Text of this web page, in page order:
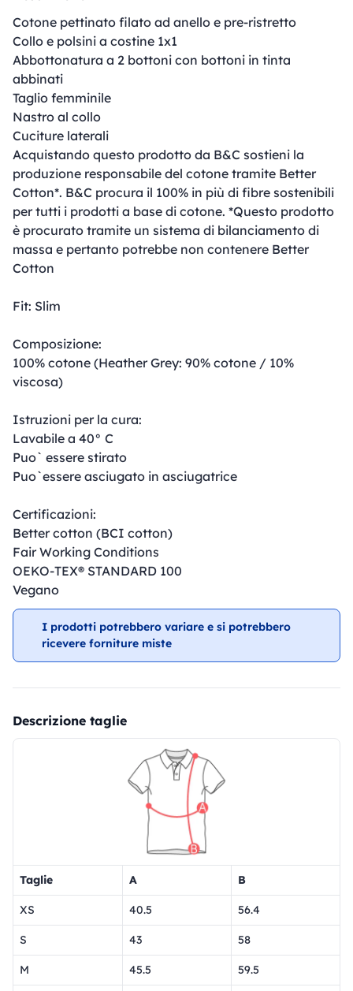
Cotone pettinato filato ad anello e pre-ristretto
Collo e polsini a costine 1x1
Abbottonatura a 2 bottoni con bottoni in tinta
abbinati
Taglio femminile
Nastro al collo
Cuciture laterali
Acquistando questo prodotto da B&C sostieni la
produzione responsabile del cotone tramite Better
Cotton*. B&C procura il 100% in più di fibre sostenibili
per tutti i prodotti a base di cotone. *Questo prodotto
è procurato tramite un sistema di bilanciamento di
massa e pertanto potrebbe non contenere Better
Cotton
Fit: Slim
Composizione:
100% cotone (Heather Grey: 90% cotone / 10%
viscosa)
Istruzioni per la cura:
Lavabile a 40° C
Puo` essere stirato
Puo`essere asciugato in asciugatrice
Certificazioni:
Better cotton (BCI cotton)
Fair Working Conditions
OEKO-TEX® STANDARD 100
Vegano
I prodotti potrebbero variare e si potrebbero
ricevere forniture miste
Descrizione taglie
Taglie A B
XS 40.5 56.4
S 43 58
M 45.5 59.5